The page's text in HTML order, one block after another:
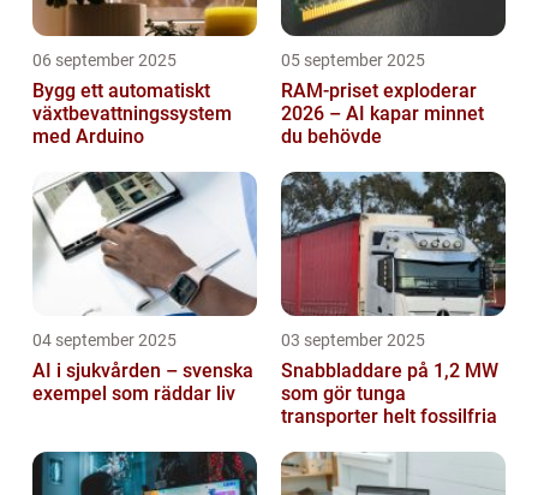
06 september 2025
Bygg ett automatiskt
växtbevattningssystem
med Arduino
05 september 2025
RAM-priset exploderar
2026 – AI kapar minnet
du behövde
04 september 2025
AI i sjukvården – svenska
exempel som räddar liv
03 september 2025
Snabbladdare på 1,2 MW
som gör tunga
transporter helt fossilfria